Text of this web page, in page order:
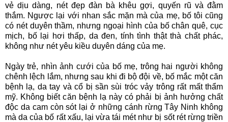
vẻ dịu dàng, nét đẹp đàn bà khêu gợi, quyến rũ và đằm
thắm. Ngược lại với nhan sắc mặn mà của mẹ, bố tôi cũng
có nét duyên thầm, nhưng ngoại hình của bố chân quê, cục
mịch, bố lại hơi thấp, da đen, tính tình thật thà chất phác,
không như nét yêu kiều duyên dáng của mẹ.
Ngày trẻ, nhìn ảnh cưới của bố mẹ, trông hai người không
chênh lệch lắm, nhưng sau khi đi bộ đội về, bố mắc một căn
bệnh lạ, da tay và cổ bị sần sùi tróc vảy trông rất mất thẩm
mỹ. Không biết căn bệnh lạ này có phải bị ảnh hưởng chất
độc da cam còn sót lại ở những cánh rừng Tây Ninh không
mà da của bố rất xấu, lại vừa tái mét như bị sốt rét rừng triền